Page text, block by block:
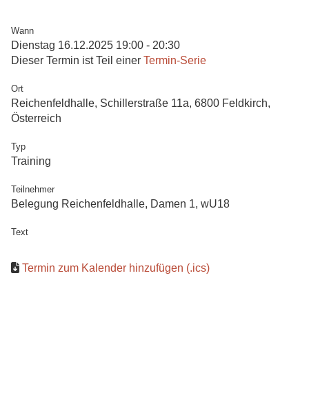
Wann
Dienstag 16.12.2025 19:00 - 20:30
Dieser Termin ist Teil einer Termin-Serie
Ort
Reichenfeldhalle, Schillerstraße 11a, 6800 Feldkirch,
Österreich
Typ
Training
Teilnehmer
Belegung Reichenfeldhalle, Damen 1, wU18
Text
Termin zum Kalender hinzufügen (.ics)